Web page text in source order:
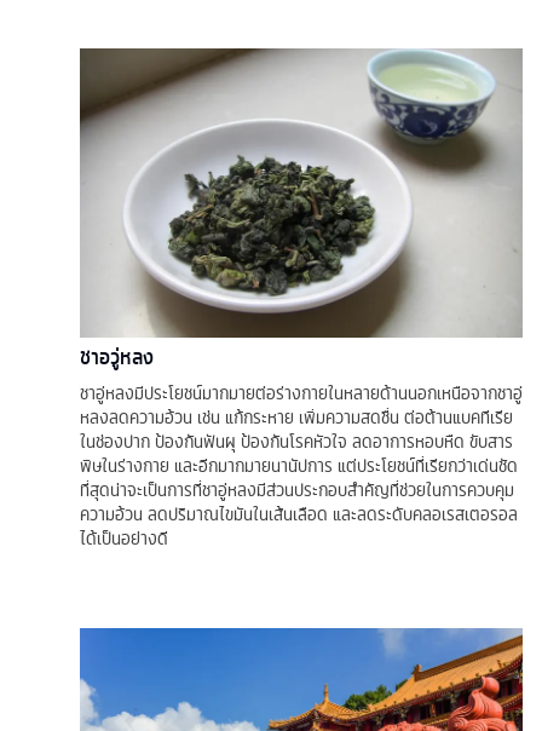
ชาอวู่หลง
ชาอู่หลงมีประโยชน์มากมายต่อร่างกายในหลายด้านนอกเหนือจากชาอู่
หลงลดความอ้วน เช่น แก้กระหาย เพิ่มความสดชื่น ต่อต้านแบคทีเรีย
ในช่องปาก ป้องกันฟันผุ ป้องกันโรคหัวใจ ลดอาการหอบหืด ขับสาร
พิษในร่างกาย และอีกมากมายนานัปการ แต่ประโยชน์ที่เรียกว่าเด่นชัด
ที่สุดน่าจะเป็นการที่ชาอู่หลงมีส่วนประกอบสำคัญที่ช่วยในการควบคุม
ความอ้วน ลดปริมาณไขมันในเส้นเลือด และลดระดับคลอเรสเตอรอล
ได้เป็นอย่างดี